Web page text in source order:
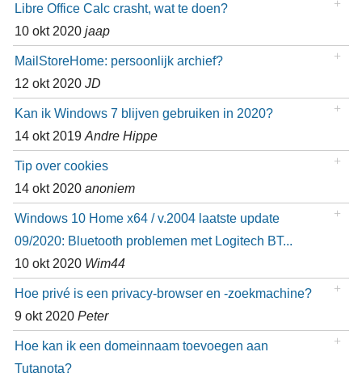
Libre Office Calc crasht, wat te doen?
10 okt 2020 jaap
MailStoreHome: persoonlijk archief?
12 okt 2020 JD
Kan ik Windows 7 blijven gebruiken in 2020?
14 okt 2019 Andre Hippe
Tip over cookies
14 okt 2020 anoniem
Windows 10 Home x64 / v.2004 laatste update
09/2020: Bluetooth problemen met Logitech BT...
10 okt 2020 Wim44
Hoe privé is een privacy-browser en -zoekmachine?
9 okt 2020 Peter
Hoe kan ik een domeinnaam toevoegen aan
Tutanota?